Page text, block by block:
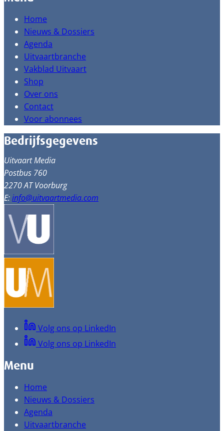
Home
Nieuws & Dossiers
Agenda
Uitvaartbranche
Vakblad Uitvaart
Shop
Over ons
Contact
Voor abonnees
Bedrijfsgegevens
Uitvaart Media
Postbus 760
2270 AT Voorburg
E:info@uitvaartmedia.com
Volg ons op LinkedIn
Volg ons op LinkedIn
Menu
Home
Nieuws & Dossiers
Agenda
Uitvaartbranche